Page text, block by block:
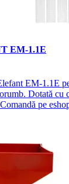
EM-1.1E
EM-1.1E
Dotată cu
pe